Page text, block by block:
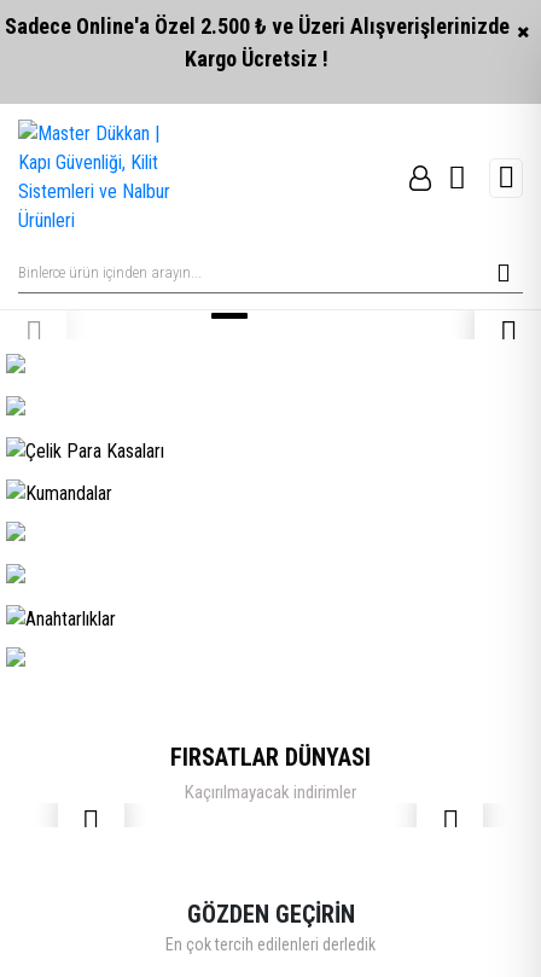
Sadece Online'a Özel 2.500 ₺ ve Üzeri Alışverişlerinizde
Kargo Ücretsiz !
FIRSATLAR DÜNYASI
Kaçırılmayacak indirimler
GÖZDEN GEÇİRİN
En çok tercih edilenleri derledik